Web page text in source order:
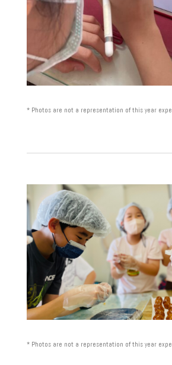
* Photos are not a representation of this year
* Photos are not a representation of this year